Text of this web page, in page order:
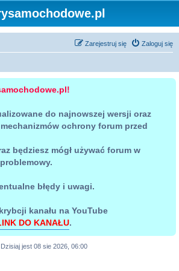
Zaloguj się
Zarejestruj się
do najnowszej wersji oraz
ochrony forum przed
będziesz mógł używać forum w
błędy i uwagi.
kanału na YouTube
DO KANAŁU.
Dzisiaj jest 08 sie 2026, 06:00